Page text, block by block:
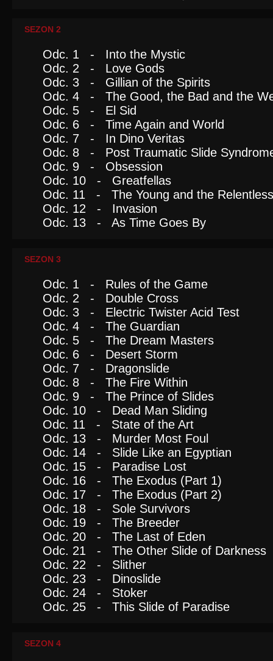
SEZON 2
Odc. 1 - Into the Mystic
Odc. 2 - Love Gods
Odc. 3 - Gillian of the Spirits
Odc. 4 - The Good, the Bad and the
Odc. 5 - El Sid
Odc. 6 - Time Again and World
Odc. 7 - In Dino Veritas
Odc. 8 - Post Traumatic Slide
Odc. 9 - Obsession
Odc. 10 - Greatfellas
Odc. 11 - The Young and the Relentless
Odc. 12 - Invasion
Odc. 13 - As Time Goes By
SEZON 3
Odc. 1 - Rules of the Game
Odc. 2 - Double Cross
Odc. 3 - Electric Twister Acid Test
Odc. 4 - The Guardian
Odc. 5 - The Dream Masters
Odc. 6 - Desert Storm
Odc. 7 - Dragonslide
Odc. 8 - The Fire Within
Odc. 9 - The Prince of Slides
Odc. 10 - Dead Man Sliding
Odc. 11 - State of the Art
Odc. 13 - Murder Most Foul
Odc. 14 - Slide Like an Egyptian
Odc. 15 - Paradise Lost
Odc. 16 - The Exodus (Part 1)
Odc. 17 - The Exodus (Part 2)
Odc. 18 - Sole Survivors
Odc. 19 - The Breeder
Odc. 20 - The Last of Eden
Odc. 21 - The Other Slide of Darkness
Odc. 22 - Slither
Odc. 23 - Dinoslide
Odc. 24 - Stoker
Odc. 25 - This Slide of Paradise
SEZON 4